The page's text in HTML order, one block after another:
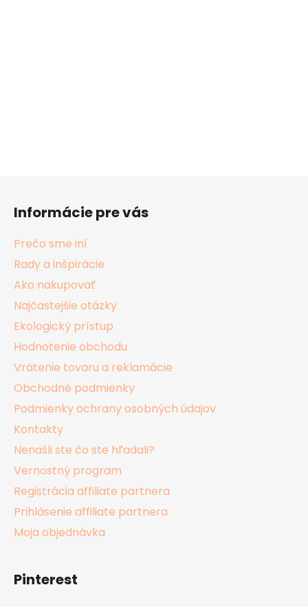
Informácie pre vás
Prečo sme iní
Rady a inšpirácie
Ako nakupovať
Najčastejšie otázky
Ekologický prístup
Hodnotenie obchodu
Vrátenie tovaru a reklamácie
Obchodné podmienky
Podmienky ochrany osobných údajov
Kontakty
Nenašli ste čo ste hľadali?
Vernostný program
Registrácia affiliate partnera
Prihlásenie affiliate partnera
Moja objednávka
Pinterest